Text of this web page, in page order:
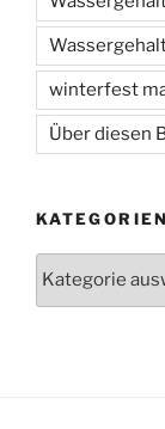
winterfest
Über diesen
KATEGORIEN